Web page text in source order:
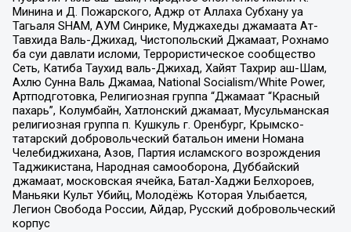
Минина и Д. Пожарского, Аджр от Аллаха Субхану уа
Тагьаля SHAM, АУМ Синрике, Муджахеды джамаата Ат-
Тавхида Валь-Джихад, Чистопольский Джамаат, Рохнамо
ба суи давлати исломи, Террористическое сообщество
Сеть, Катиба Таухид валь-Джихад, Хайят Тахрир аш-Шам,
Ахлю Сунна Валь Джамаа, National Socialism/White Power,
Артподготовка, Религиозная группа “Джамаат “Красный
пахарь”, Колумбайн, Хатлонский джамаат, Мусульманская
религиозная группа п. Кушкуль г. Оренбург, Крымско-
татарский добровольческий батальон имени Номана
Челебиджихана, Азов, Партия исламского возрождения
Таджикистана, Народная самооборона, Дуббайский
джамаат, московская ячейка, Батал-Хаджи Белхороев,
Маньяки Культ Убийц, Молодёжь Которая Улыбается,
Легион Свобода России, Айдар, Русский добровольческий
корпус